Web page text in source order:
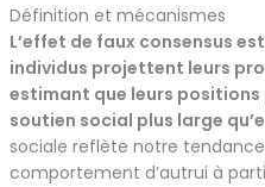
Définition et mécanismes
L’effet de faux consensus
individus projettent leurs
estimant que leurs positions
soutien social plus large
sociale reflète notre
comportement d’autrui à